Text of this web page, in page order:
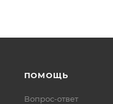
ПОМОЩЬ
Вопрос-ответ